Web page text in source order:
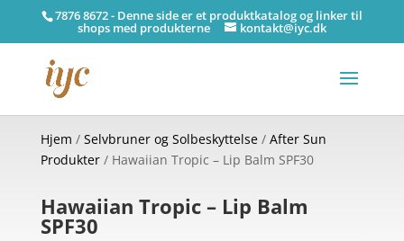
7876 8672 - Denne side er et produktkatalog og linker til
shops med produkterne kontakt@iyc.dk
Hjem / Selvbruner og Solbeskyttelse/ After Sun
Produkter/ Hawaiian Tropic – Lip Balm SPF30
Hawaiian Tropic – Lip Balm
SPF30